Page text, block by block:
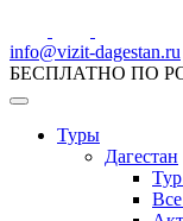
info@vizit-dagestan.ru
БЕСПЛАТНО ПО
Туры
Дагестан